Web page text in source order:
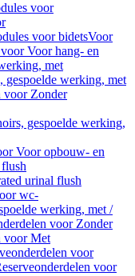
voor
voor bidetsVoor
Voor hang- en
met
gespoelde werking, met
voor Zonder
gespoelde werking,
Voor opbouw- en
urinal flush
wc-
werking, met /
voor Zonder
voor Met
voor
voor